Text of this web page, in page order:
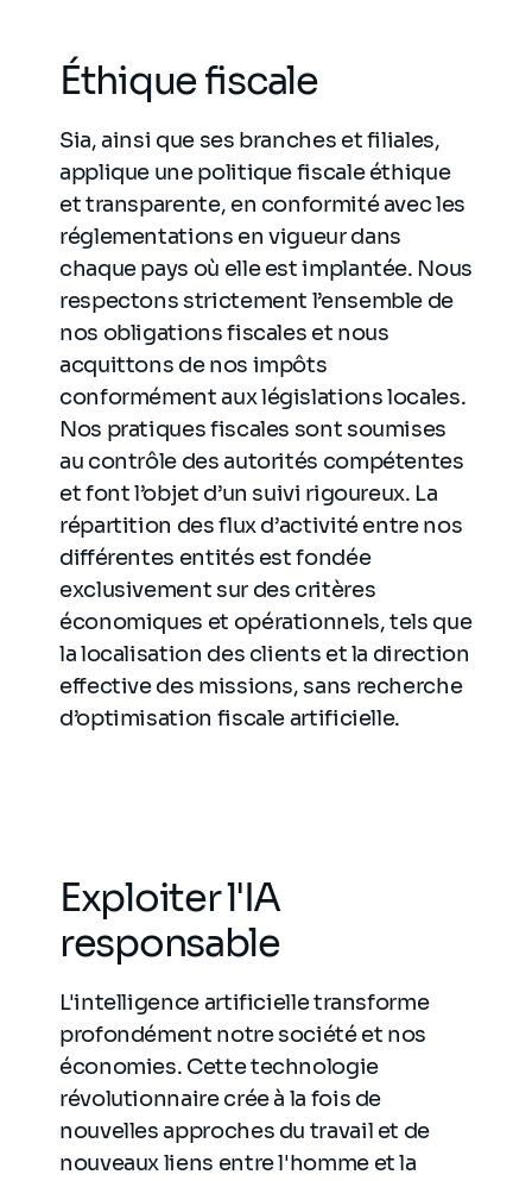
Éthique fiscale
Sia, ainsi que ses branches et filiales,
applique une politique fiscale éthique
et transparente, en conformité avec les
réglementations en vigueur dans
chaque pays où elle est implantée. Nous
respectons strictement l’ensemble de
nos obligations fiscales et nous
acquittons de nos impôts
conformément aux législations locales.
Nos pratiques fiscales sont soumises
au contrôle des autorités compétentes
et font l’objet d’un suivi rigoureux. La
répartition des flux d’activité entre nos
différentes entités est fondée
exclusivement sur des critères
économiques et opérationnels, tels que
la localisation des clients et la direction
effective des missions, sans recherche
d’optimisation fiscale artificielle.
Exploiter l'IA
responsable
L'intelligence artificielle transforme
profondément notre société et nos
économies. Cette technologie
révolutionnaire crée à la fois de
nouvelles approches du travail et de
nouveaux liens entre l'homme et la